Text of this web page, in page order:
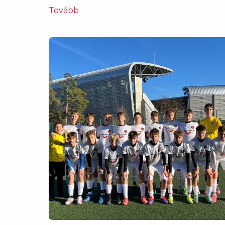
Tovább